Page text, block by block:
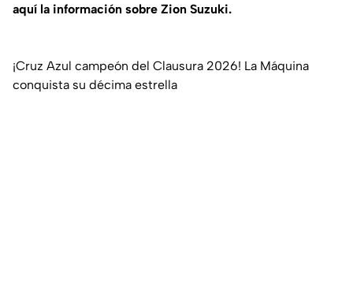
aquí la información sobre Zion Suzuki.
¡Cruz Azul campeón del Clausura 2026! La Máquina
conquista su décima estrella